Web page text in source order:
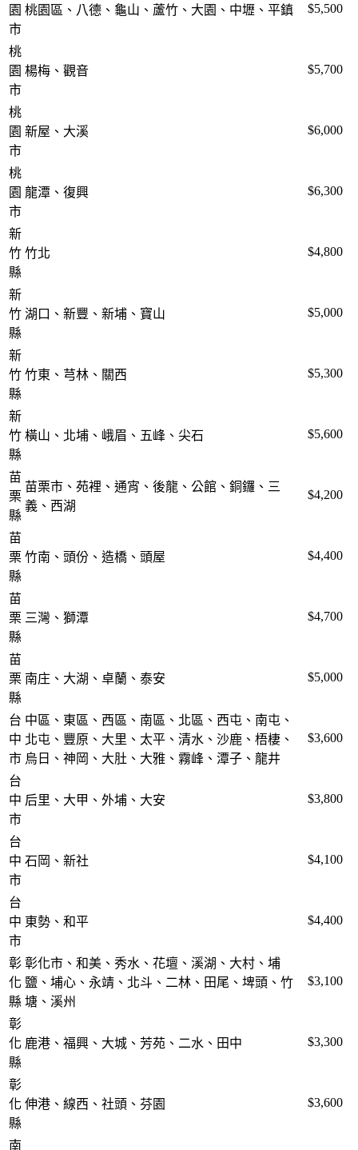
園
市
桃園區、八德、龜山、蘆竹、大園、中壢、平鎮 $5,500
桃
園
市
楊梅、觀音 $5,700
桃
園
市
新屋、大溪 $6,000
桃
園
市
龍潭、復興 $6,300
新
竹
縣
竹北 $4,800
新
竹
縣
湖口、新豐、新埔、寶山 $5,000
新
竹
縣
竹東、芎林、關西 $5,300
新
竹
縣
橫山、北埔、峨眉、五峰、尖石 $5,600
苗
栗
縣
苗栗市、苑裡、通宵、後龍、公館、銅鑼、三
義、西湖
$4,200
苗
栗
縣
竹南、頭份、造橋、頭屋 $4,400
苗
栗
縣
三灣、獅潭 $4,700
苗
栗
縣
南庄、大湖、卓蘭、泰安 $5,000
台
中
市
中區、東區、西區、南區、北區、西屯、南屯、
北屯、豐原、大里、太平、清水、沙鹿、梧棲、
烏日、神岡、大肚、大雅、霧峰、潭子、龍井
$3,600
台
中
市
后里、大甲、外埔、大安 $3,800
台
中
市
石岡、新社 $4,100
台
中
市
東勢、和平 $4,400
彰
化
縣
彰化市、和美、秀水、花壇、溪湖、大村、埔
鹽、埔心、永靖、北斗、二林、田尾、埤頭、竹
塘、溪州
$3,100
彰
化
縣
鹿港、福興、大城、芳苑、二水、田中 $3,300
彰
化
縣
伸港、線西、社頭、芬園 $3,600
南